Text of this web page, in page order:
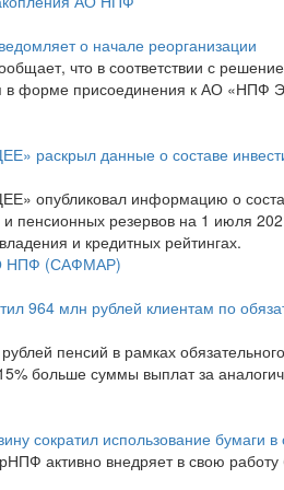
о начале реорганизации
что в соответствии с
в форме присоединения к АО «НПФ
раскрыл данные о составе
опубликовал информацию о
пенсионных резервов на 1 июля
и кредитных рейтингах.
НПФ (САФМАР)
964 млн рублей клиентам по
пенсий в рамках
больше суммы выплат за
сократил использование бумаги
активно внедряет в свою